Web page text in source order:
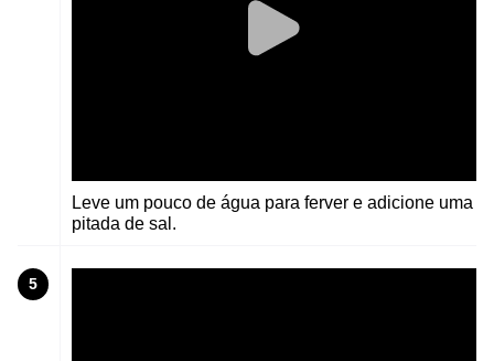
Leve um pouco de água para ferver e adicione uma
pitada de sal.
5